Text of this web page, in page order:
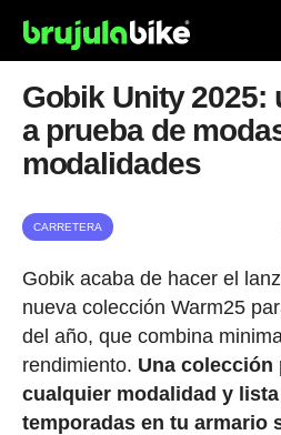
Gobik Unity 2025:
a prueba de
modalidades
CARRETERA
Gobik acaba de hacer el
nueva colección Warm25
del año, que combina
rendimiento. Una colección
cualquier modalidad y
temporadas en tu armario